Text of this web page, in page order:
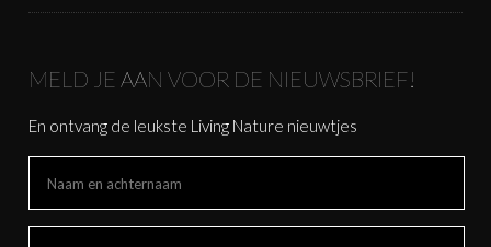
MELD JE AAN VOOR DE NIEUWSBRIEF!
En ontvang de leukste Living Nature nieuwtjes